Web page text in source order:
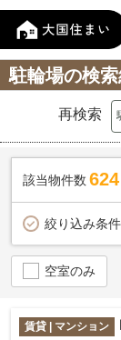
駐輪場の検
再検索
該当物件数 624
絞り込み条件
空室のみ
賃貸 | マンション